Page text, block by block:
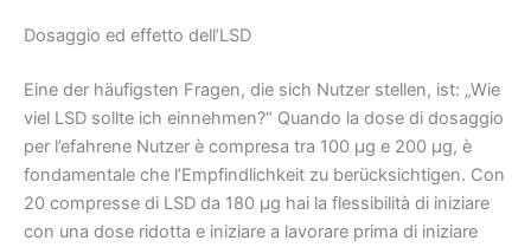
Dosaggio ed effetto dell’LSD
Eine der häufigsten Fragen, die sich Nutzer stellen, ist: „Wie
viel LSD sollte ich einnehmen?“ Quando la dose di dosaggio
per l’efahrene Nutzer è compresa tra 100 µg e 200 µg, è
fondamentale che l’Empfindlichkeit zu berücksichtigen. Con
20 compresse di LSD da 180 µg hai la flessibilità di iniziare
con una dose ridotta e iniziare a lavorare prima di iniziare